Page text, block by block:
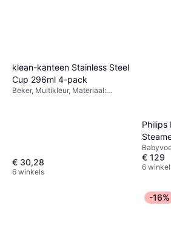
klean-kanteen Stainless Steel
Cup 296ml 4-pack
Beker, Multikleur, Materiaal:
€ 30,28
6 winkels
Philips
€ 129
6
-16%